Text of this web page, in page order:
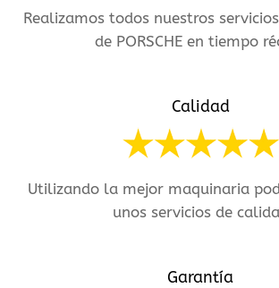
Realizamos todos nuestros
de PORSCHE en tiempo
Calidad
Utilizando la mejor maquinaria
unos servicios de
Garantía